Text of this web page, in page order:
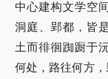
中心建构文学空
洞庭、郢都，皆
土而徘徊踟蹰于
何处，路往何方